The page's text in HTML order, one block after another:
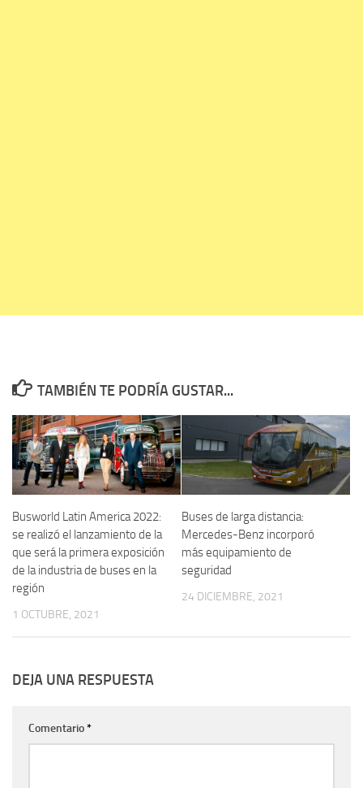
TAMBIÉN TE PODRÍA GUSTAR...
Busworld Latin America 2022:
se realizó el lanzamiento de la
que será la primera exposición
de la industria de buses en la
región
1 OCTUBRE, 2021
Buses de larga distancia:
Mercedes-Benz incorporó
más equipamiento de
seguridad
24 DICIEMBRE, 2021
DEJA UNA RESPUESTA
Comentario*